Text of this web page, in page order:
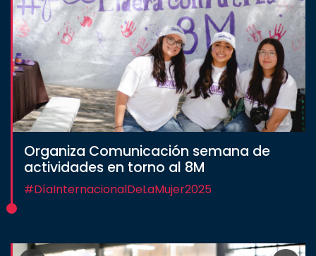
Organiza Comunicación semana de
actividades en torno al 8M
#DíaInternacionalDeLaMujer2025